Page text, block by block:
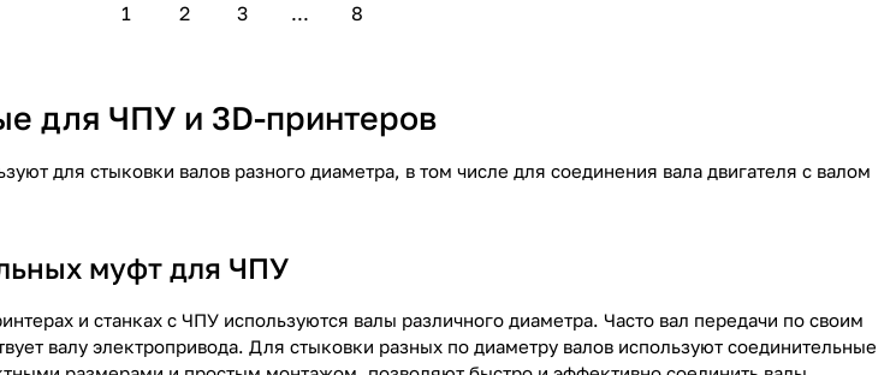
1 2 3 ... 8
для ЧПУ и 3D-принтеров
для стыковки валов разного диаметра, в том числе для соединения вала двигателя с валом
муфт для ЧПУ
и станках с ЧПУ используются валы различного диаметра. Часто вал передачи по своим
валу электропривода. Для стыковки разных по диаметру валов используют соединительные